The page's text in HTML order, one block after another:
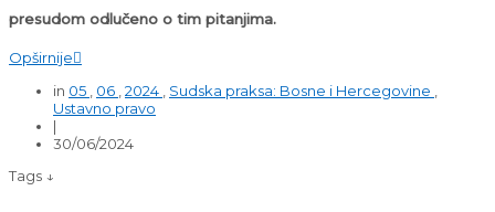
presudom odlučeno o tim pitanjima.
Opširnije
in 05 06 2024 Sudska praksa: Bosne i Hercegovine
Ustavno pravo
|
30/06/2024
Tags ↓